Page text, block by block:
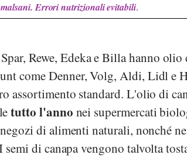
Errori nutrizionali evitabili.
Spar,Rewe, EdekaeBillahanno olio
comeDenner,Volg, Aldi, Lidl e
assortimento standard. L'olio di
tutto l'anno nei supermercati
di alimenti naturali, nonché
di canapa vengono talvolta